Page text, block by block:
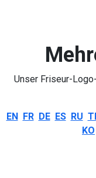
Unser Friseur-
EN FR DE ES RU
KO